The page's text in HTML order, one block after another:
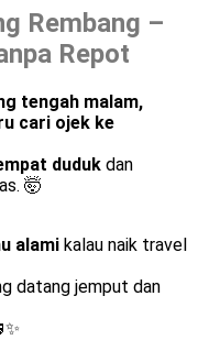
Rembang –
Repot
tengah malam,
cari ojek ke
duduk dan
🤯
alami kalau naik travel
datang jemput dan